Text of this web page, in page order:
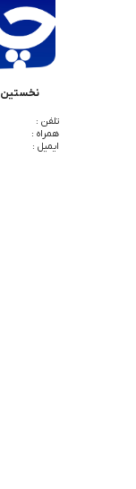
تلفن :
همراه :
ایمیل :